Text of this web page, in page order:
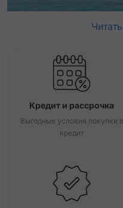
Кредит и рассрочка
Выгодные условия покупки в
кредит